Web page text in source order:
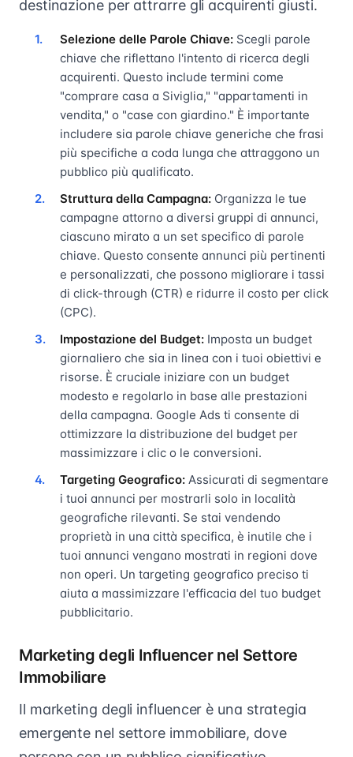
destinazione per attrarre gli acquirenti giusti.
Selezione delle Parole Chiave: Scegli parole
chiave che riflettano l'intento di ricerca degli
acquirenti. Questo include termini come
"comprare casa a Siviglia," "appartamenti in
vendita," o "case con giardino." È importante
includere sia parole chiave generiche che frasi
più specifiche a coda lunga che attraggono un
pubblico più qualificato.
Struttura della Campagna: Organizza le tue
campagne attorno a diversi gruppi di annunci,
ciascuno mirato a un set specifico di parole
chiave. Questo consente annunci più pertinenti
e personalizzati, che possono migliorare i tassi
di click-through (CTR) e ridurre il costo per click
(CPC).
Impostazione del Budget: Imposta un budget
giornaliero che sia in linea con i tuoi obiettivi e
risorse. È cruciale iniziare con un budget
modesto e regolarlo in base alle prestazioni
della campagna. Google Ads ti consente di
ottimizzare la distribuzione del budget per
massimizzare i clic o le conversioni.
Targeting Geografico: Assicurati di segmentare
i tuoi annunci per mostrarli solo in località
geografiche rilevanti. Se stai vendendo
proprietà in una città specifica, è inutile che i
tuoi annunci vengano mostrati in regioni dove
non operi. Un targeting geografico preciso ti
aiuta a massimizzare l'efficacia del tuo budget
pubblicitario.
Marketing degli Influencer nel Settore
Immobiliare
Il marketing degli influencer è una strategia
emergente nel settore immobiliare, dove